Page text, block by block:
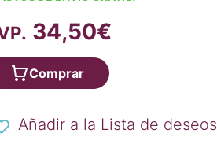
34,50€
Comprar
Añadir a la Lista de deseos